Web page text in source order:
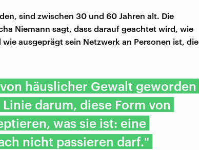
sind zwischen 30 und 60 Jahren alt. Die
Niemann sagt, dass darauf geachtet wird, wie
ausgeprägt sein Netzwerk an Personen ist, die
häuslicher Gewalt geworden
darum, diese Form von
was sie ist: eine
nicht passieren darf."